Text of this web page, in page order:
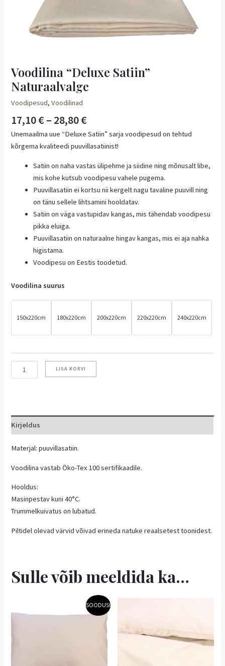
Voodilina “Deluxe Satiin”
Naturaalvalge
Voodipesud,Voodilinad
17,10€– 28,80€
Unemaailma uue “Deluxe Satiin” sarja voodipesud on tehtud
kõrgema kvaliteedi puuvillasatiinist!
Satiin on naha vastas ülipehme ja siidine ning mõnusalt libe,
mis kohe kutsub voodipesu vahele pugema.
Puuvillasatiin ei kortsu nii kergelt nagu tavaline puuvill ning
on tänu sellele lihtsamini hooldatav.
Satiin on väga vastupidav kangas, mis tähendab voodipesu
pikka eluiga.
Puuvillasatiin on naturaalne hingav kangas, mis ei aja nahka
higistama.
Voodipesu on Eestis toodetud.
Voodilina suurus
150x220cm 180x220cm 200x220cm 220x220cm 240x220cm
LISA KORVI
Kirjeldus
Materjal: puuvillasatiin.
Voodilina vastab Öko-Tex 100 sertifikaadile.
Hooldus:
Masinpestav kuni 40°C.
Trummelkuivatus on lubatud.
Piltidel olevad värvid võivad erineda natuke reaalsetest toonidest.
Sulle võib meeldida ka…
SOODUS!
Hinnavahemik:
tootel